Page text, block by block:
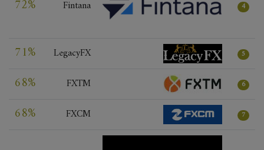
72% Fintana 4
71% LegacyFX 5
68% FXTM 6
68% FXCM 7